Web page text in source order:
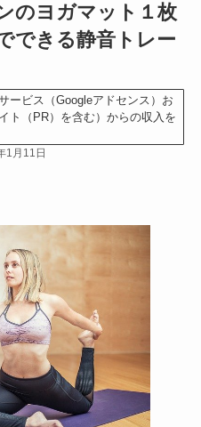
のヨガマット１枚
できる静音トレー
ービス（Googleアドセンス）お
ト（PR）を含む）からの収入を
1月11日